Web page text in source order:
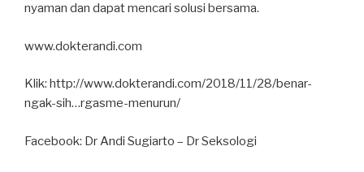
nyaman dan dapat mencari solusi bersama.
www.dokterandi.com
Klik: http://www.dokterandi.com/2018/11/28/benar-
ngak-sih…rgasme-menurun/
Facebook: Dr Andi Sugiarto – Dr Seksologi